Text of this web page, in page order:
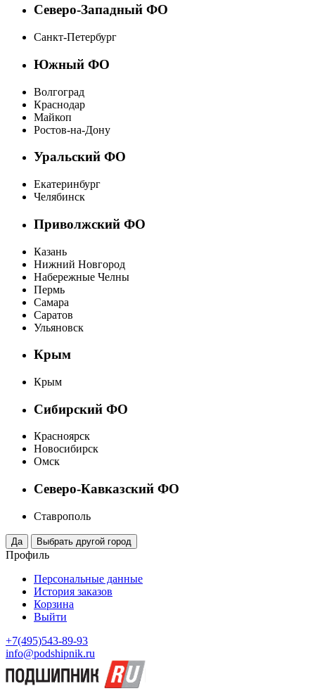
Северо-Западный ФО
Санкт-Петербург
Южный ФО
Волгоград
Краснодар
Майкоп
Ростов-на-Дону
Уральский ФО
Екатеринбург
Челябинск
Приволжский ФО
Казань
Нижний Новгород
Набережные Челны
Пермь
Самара
Саратов
Ульяновск
Крым
Крым
Сибирский ФО
Красноярск
Новосибирск
Омск
Северо-Кавказский ФО
Ставрополь
Профиль
Персональные данные
История заказов
Корзина
Выйти
+7(495)543-89-93
info@podshipnik.ru